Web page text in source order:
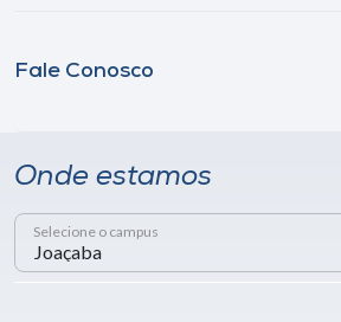
Fale Conosco
Onde estamos
Selecione o campus